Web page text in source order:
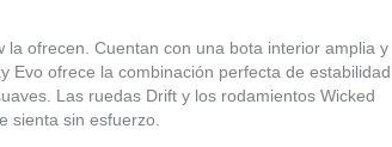
ofrecen. Cuentan con una bota interior amplia y
Evo ofrece la combinación perfecta de estabilidad
Las ruedas Drift y los rodamientos Wicked
sienta sin esfuerzo.